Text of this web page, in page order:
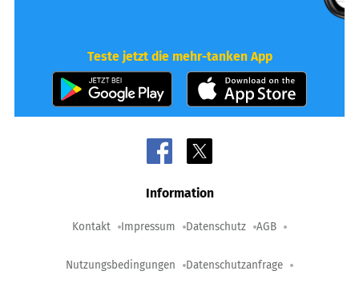
Teste jetzt die mehr-tanken App
Information
Kontakt Impressum Datenschutz AGB
Nutzungsbedingungen Datenschutzanfrage